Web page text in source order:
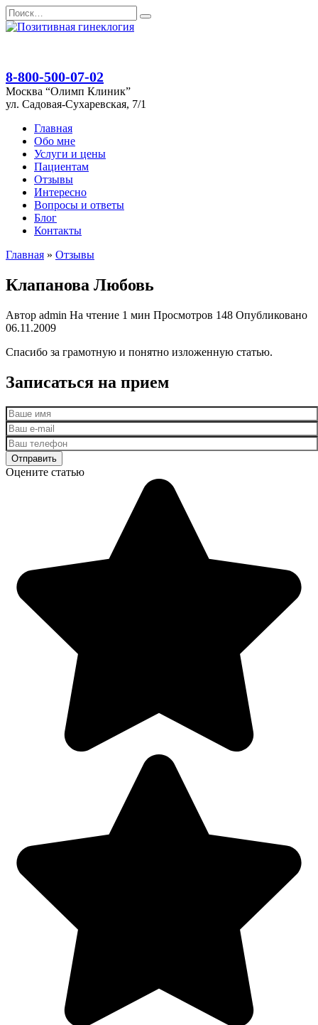
Перейти
к
Search
for:
8-800-500-07-02
Москва “Олимп Клиник”
ул. Садовая-Сухаревская, 7/1
Главная
Обо мне
Услуги и цены
Пациентам
Отзывы
Интересно
Вопросы и ответы
Блог
Контакты
Главная » Отзывы
Клапанова Любовь
Автор admin На чтение 1 мин Просмотров 148 Опубликовано
06.11.2009
Спасибо за грамотную и понятно изложенную статью.
Записаться на прием
Оцените статью